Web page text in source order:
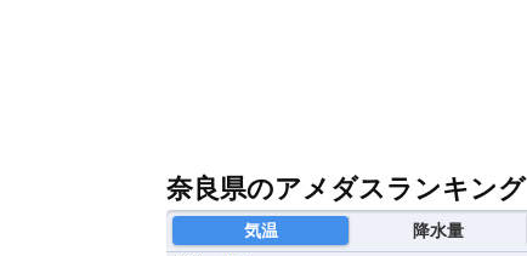
奈良県のアメダスランキング
気温 降水量